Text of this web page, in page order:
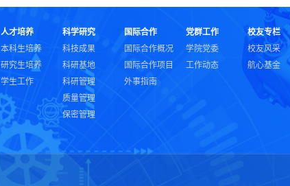
人才培养
本科生培养
研究生培养
学生工作
科学研究
科技成果
科研基地
科研管理
质量管理
保密管理
国际合作
国际合作概况
国际合作项目
外事指南
党群工作
学院党委
工作动态
校友专栏
校友风采
航心基金